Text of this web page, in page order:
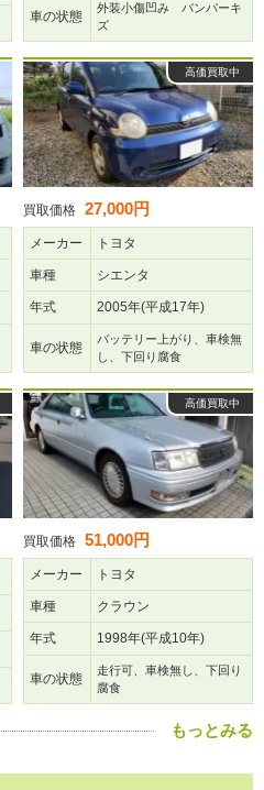
車の状態
外装小傷凹み バンパーキ
ズ
高価買取中
買取価格 27,000円
メーカー トヨタ
車種 シエンタ
年式 2005年(平成17年)
車の状態
バッテリー上がり、車検無
し、下回り腐食
高価買取中
買取価格 51,000円
メーカー トヨタ
車種 クラウン
年式 1998年(平成10年)
車の状態
走行可、車検無し、下回り
腐食
もっとみる